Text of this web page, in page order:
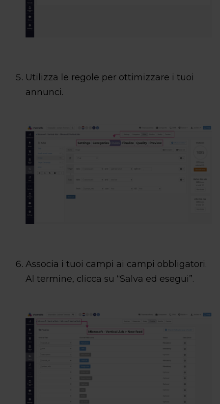
Utilizza le regole per ottimizzare i tuoi
annunci.
Associa i tuoi campi ai campi obbligatori.
Al termine, clicca su “Salva ed esegui”.